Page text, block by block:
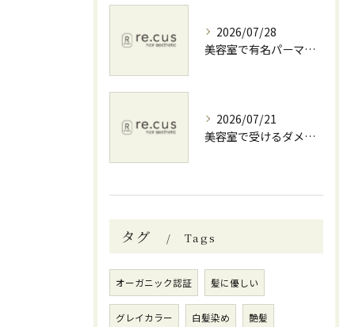
2026/07/28
美容室で有名パーマを叶える神奈川県横須賀市伊勢原市の上手な選び方
2026/07/21
美容室で受けるダメージケアと自宅併用で髪を徹底補修する方法
タグ Tags
オーガニック認証 髪に優しい
グレイカラー 白髪染め 艶髪